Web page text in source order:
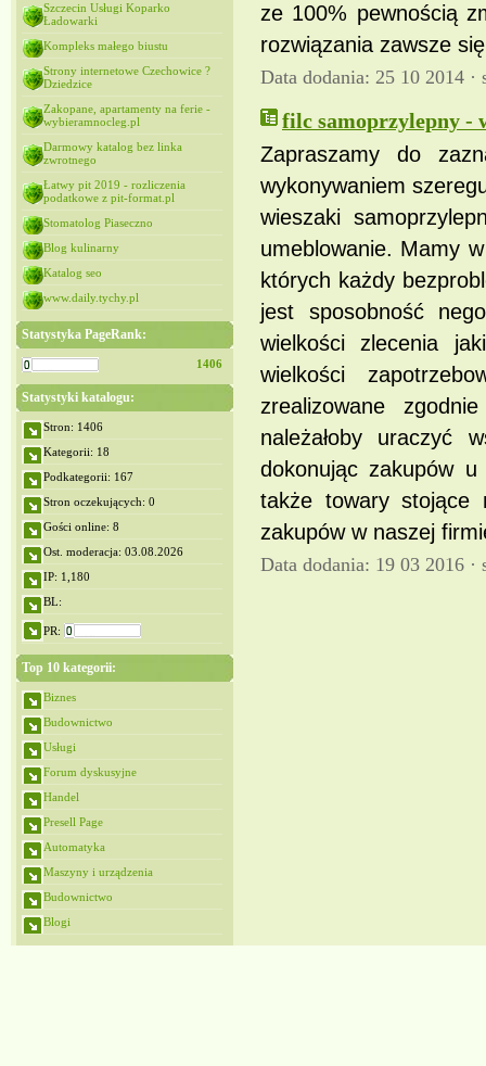
Szczecin Usługi Koparko
Ładowarki
Kompleks małego biustu
Strony internetowe Czechowice ?
Dziedzice
Zakopane, apartamenty na ferie -
wybieramnocleg.pl
Darmowy katalog bez linka
zwrotnego
Łatwy pit 2019 - rozliczenia
podatkowe z pit-format.pl
Stomatolog Piaseczno
Blog kulinarny
Katalog seo
www.daily.tychy.pl
Statystyka PageRank:
1406
Statystyki katalogu:
Stron: 1406
Kategorii: 18
Podkategorii: 167
Stron oczekujących: 0
Gości online: 8
Ost. moderacja: 03.08.2026
IP: 1,180
BL:
PR:
Top 10 kategorii:
Biznes
Budownictwo
Usługi
Forum dyskusyjne
Handel
Presell Page
Automatyka
Maszyny i urządzenia
Budownictwo
Blogi
ze 100% pewnością
rozwiązania zawsze się
Data dodania: 25 10 2014 ·
filc samoprzylepny -
Zapraszamy do
wykonywaniem
wieszaki
umeblowanie. Mamy
których każdy
jest sposobność
wielkości zlecenia
wielkości
zrealizowane
należałoby uraczyć
dokonując zakupów
także towary stojące
zakupów w naszej
Data dodania: 19 03 2016 ·